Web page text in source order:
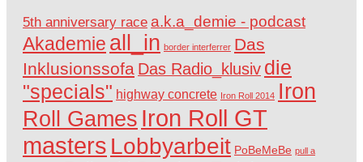
5th anniversary race a.k.a_demie - podcast
Akademie all_in border interferrer Das
Inklusionssofa Das Radio_klusiv die
"specials" highway concrete Iron Roll 2014 Iron
Roll Games Iron Roll GT
masters Lobbyarbeit PoBeMeBe pull a